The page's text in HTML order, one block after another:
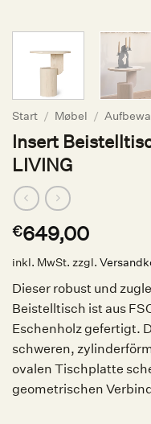
Start / Møbel /
Insert
LIVING
€649,00
inkl. MwSt. zzgl.
Dieser robust und
Beistelltisch ist aus
Eschenholz gefertigt.
schweren,
ovalen Tischplatte
geometrischen